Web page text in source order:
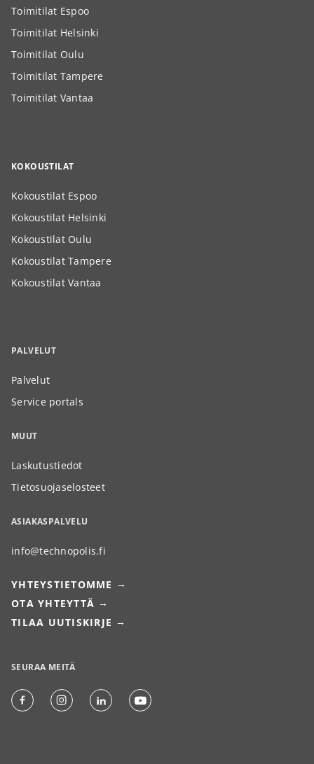
Toimitilat Espoo
Toimitilat Helsinki
Toimitilat Oulu
Toimitilat Tampere
Toimitilat Vantaa
KOKOUSTILAT
Kokoustilat Espoo
Kokoustilat Helsinki
Kokoustilat Oulu
Kokoustilat Tampere
Kokoustilat Vantaa
PALVELUT
Palvelut
Service portals
MUUT
Laskutustiedot
Tietosuojaselosteet
ASIAKASPALVELU
info@technopolis.fi
YHTEYSTIETOMME
OTA YHTEYTTÄ
TILAA UUTISKIRJE
SEURAA MEITÄ